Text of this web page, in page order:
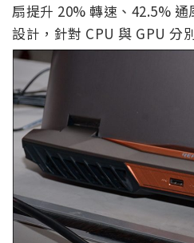
扇提升 20% 轉速、42.5%
設計，針對 CPU 與 GPU 分